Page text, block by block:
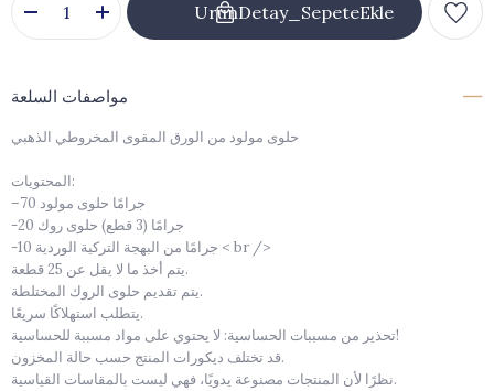
مواصفات السلعة
حلوى مولود من الورق المقوى المخروطي الذهبي
المحتويات:
–70 جرامًا حلوى مولود
-20 جرامًا (3 قطع) حلوى روك
-10 جرامًا من البهجة التركية الوردية < br />
يتم أخذ ما لا يقل عن 25 قطعة.
يتم تقديم حلوى الروك المختلطة.
يتطلب استهلاكًا سريعًا.
تحذير من مسببات الحساسية: لا يحتوي على مواد مسببة للحساسية!
قد تختلف ديكورات المنتج حسب حالة المخزون.
نظرًا لأن المنتجات مصنوعة يدويًا، فهي ليست بالمقاسات القياسية.